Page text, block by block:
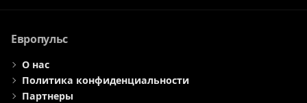
Европульс
О нас
Политика конфиденциальности
Партнеры